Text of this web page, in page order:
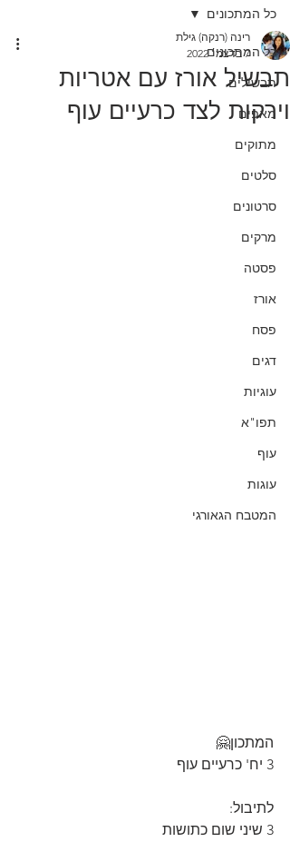
כל המתכונים
תבשילים
מאפים
מתוקים
סלטים
סרטונים
מרקים
פסטה
אורז
פסח
דגים
עוגיות
תפו"א
עוף
עוגות
המטבח הגאורגי
כל המתכונים
תבשיל אורז עם אטריות
וירקות לצד כרעיים עוף
רינה (רנקה) גילת
7 בדצמ׳ 2022
המתכון🤗
3 יח' כרעיים עוף
לתיבול:
3 שיני שום כתושות